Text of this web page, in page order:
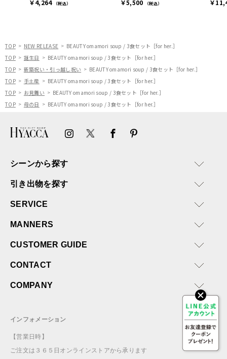
￥4,264 （税込） ￥5,500 （税込） ￥
TOP NEW RELEASE
BEAUTY omamori soup / 3食セット［for her.］
TOP
誕生日
BEAUTY omamori soup / 3食セット［for her.］
TOP
新築祝い・引っ越し祝い
BEAUTY omamori soup / 3食セット［for her.］
TOP
手土産
BEAUTY omamori soup / 3食セット［for her.］
TOP
お見舞い
BEAUTY omamori soup / 3食セット［for her.］
TOP
母の日 BEAUTY omamori soup / 3食セット［for her.］
シーンから探す
引き出物を探す
SERVICE
MANNERS
CUSTOMER GUIDE
CONTACT
COMPANY
インフォメーション
【営業日時】
ご注文は３６５日オンラインストアから承ります